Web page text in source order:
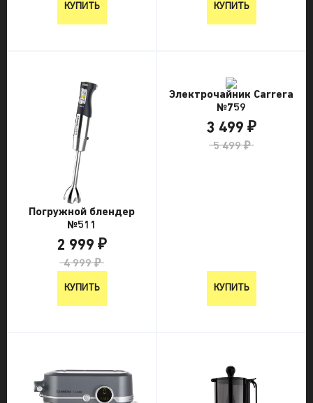
КУПИТЬ КУПИТЬ
Погружной блендер
№511
2 999 ₽
4 999 ₽
КУПИТЬ
Электрочайник Carrera
№759
3 499 ₽
5 499 ₽
КУПИТЬ